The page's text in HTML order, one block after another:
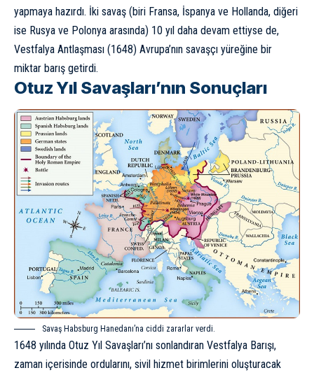
yapmaya hazırdı. İki savaş (biri Fransa, İspanya ve Hollanda, diğeri
ise Rusya ve Polonya arasında) 10 yıl daha devam ettiyse de,
Vestfalya Antlaşması (1648) Avrupa’nın savaşçı yüreğine bir
miktar barış getirdi.
Otuz Yıl Savaşları’nın Sonuçları
Savaş Habsburg Hanedanı’na ciddi zararlar verdi.
1648 yılında Otuz Yıl Savaşları’nı sonlandıran Vestfalya Barışı,
zaman içerisinde ordularını, sivil hizmet birimlerini oluşturacak